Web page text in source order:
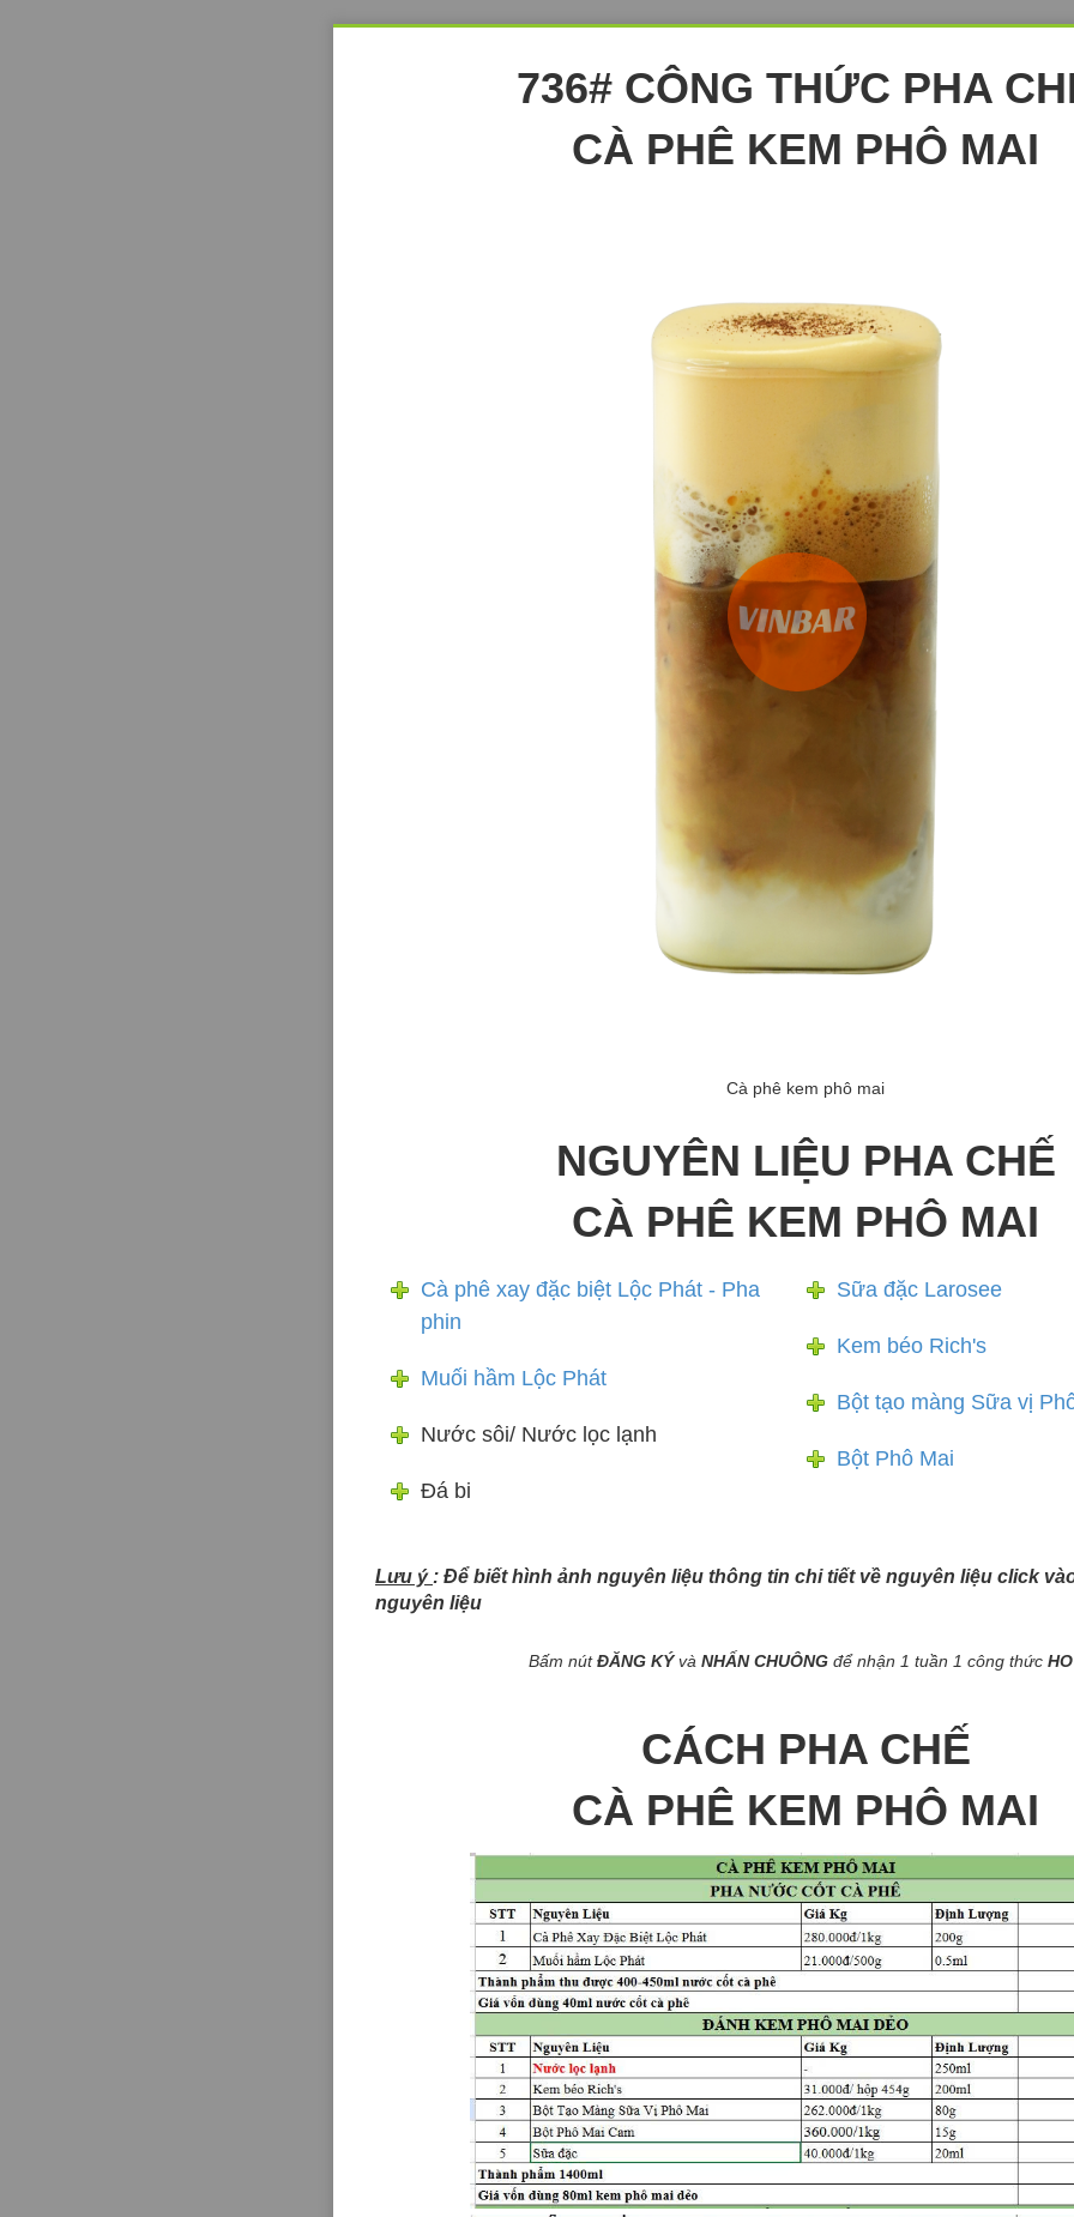
736# CÔNG THỨC PHA
CÀ PHÊ KEM PHÔ MAI
Cà phê kem phô mai
NGUYÊN LIỆU PHA CHẾ
CÀ PHÊ KEM PHÔ MAI
Cà phê xay đặc biệt Lộc Phát - Pha
phin
Muối hầm Lộc Phát
Nước sôi/ Nước lọc lạnh
Đá bi
Sữa đặc Larosee
Kem béo Rich's
Bột tạo màng Sữa vị
Bột Phô Mai
Lưu ý : Để biết hình ảnh nguyên liệu thông tin chi tiết về nguyên liệu click
nguyên liệu
Bấm nútĐĂNG KÝvà NHẤN CHUÔNG để nhận 1 tuần 1 công thức
CÁCH PHA CHẾ
CÀ PHÊ KEM PHÔ MAI